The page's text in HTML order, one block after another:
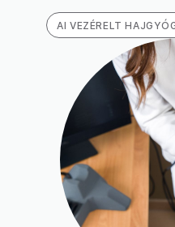
AI VEZÉRELT